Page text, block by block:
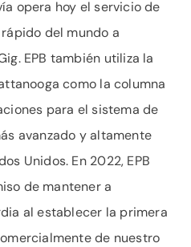
opera hoy el servicio de
del mundo a
EPB también utiliza la
como la columna
para el sistema de
avanzado y altamente
Unidos. En 2022, EPB
de mantener a
al establecer la primera
de nuestro